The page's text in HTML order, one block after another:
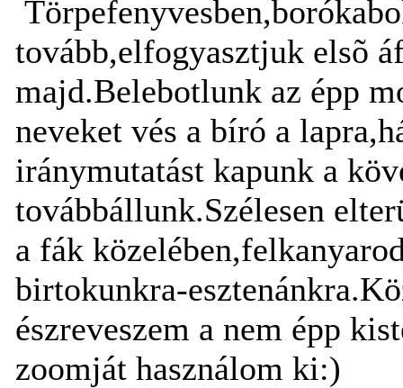
tovább,elfogyasztjuk elsõ
majd.Belebotlunk az épp
neveket vés a bíró a
iránymutatást kapunk a
továbbállunk.Szélesen
a fák
birtokunkra-
észreveszem a nem épp
zoomját használom ki:)